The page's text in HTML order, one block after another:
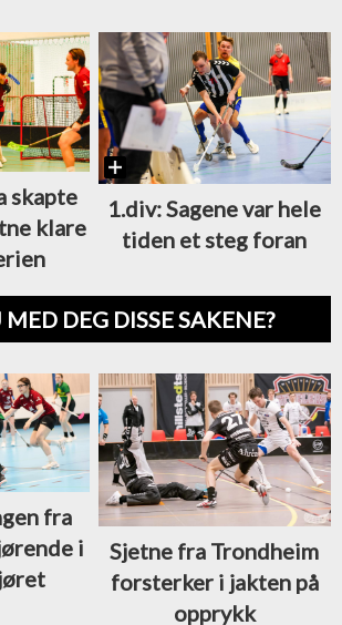
skapte
klare
1.div: Sagene var hele
tiden et steg foran
DEG DISSE SAKENE?
fra
i
Sjetne fra Trondheim
forsterker i jakten på
opprykk